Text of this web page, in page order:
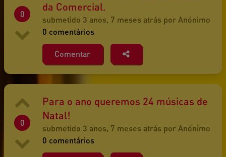
0
da Comercial.
submetido 3 anos, 7 meses atrás por Anónimo
0 comentários
Comentar
0
Para o ano queremos 24 músicas de
Natal!
submetido 3 anos, 7 meses atrás por Anónimo
0 comentários